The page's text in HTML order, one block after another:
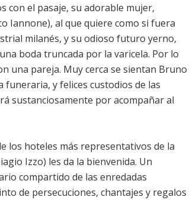
con el pasaje, su adorable mujer,
Iannone), al que quiere como si fuera
milanés, y su odioso futuro yerno,
boda truncada por la varicela. Por lo
una pareja. Muy cerca se sientan Bruno
funeraria, y felices custodios de las
sustanciosamente por acompañar al
los hoteles más representativos de la
Izzo) les da la bienvenida. Un
compartido de las enredadas
de persecuciones, chantajes y regalos